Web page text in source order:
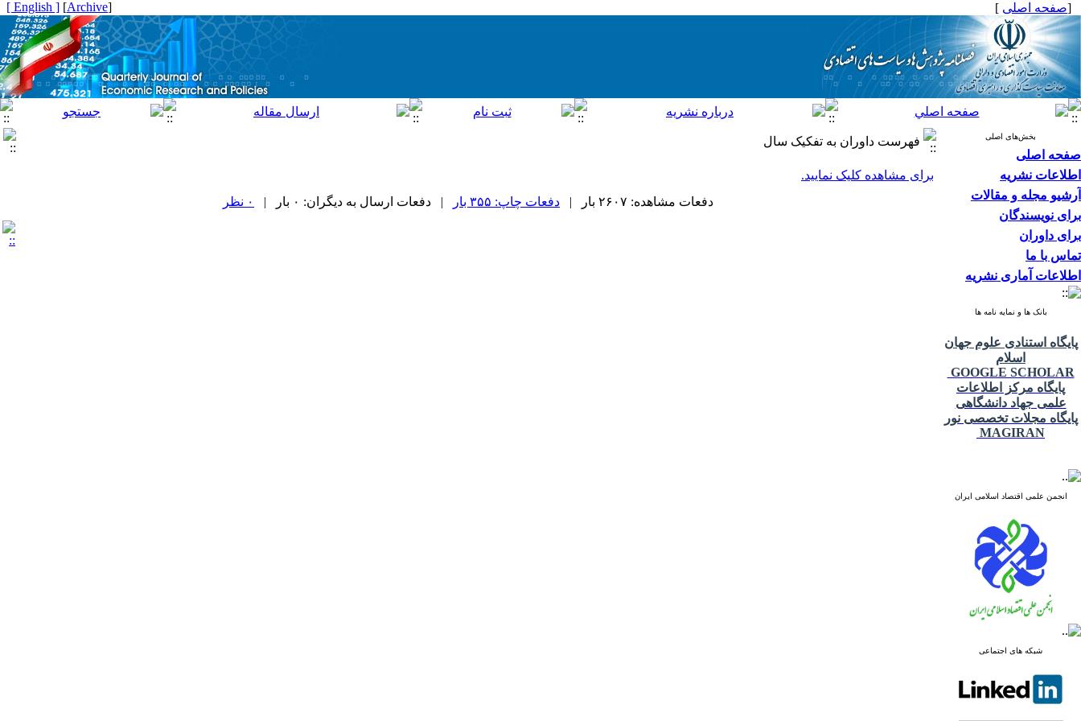
[صفحه اصلی ]
[
Archive
]
[ English ]
بخش‌های اصلی
صفحه اصلی
اطلاعات نشریه
آرشیو مجله و مقالات
برای نویسندگان
برای داوران
تماس با ما
اطلاعات آماری نشریه
بانک ها و نمایه نامه ها
پایگاه استنادی علوم جهان
اسلام
GOOGLE SCHOLAR
پایگاه مرکز اطلاعات
علمی جهاد دانشگاهی
پایگاه مجلات تخصصی نور
MAGIRAN
انجمن علمی اقتصاد اسلامی ایران
شبکه های اجتماعی
فهرست داوران به تفکیک سال
برای مشاهده کلیک نمایید.
دفعات مشاهده: ۲۶۰۷ بار |
دفعات چاپ: ۳۵۵ بار | دفعات ارسال به دیگران: ۰ بار | ۰ نظر